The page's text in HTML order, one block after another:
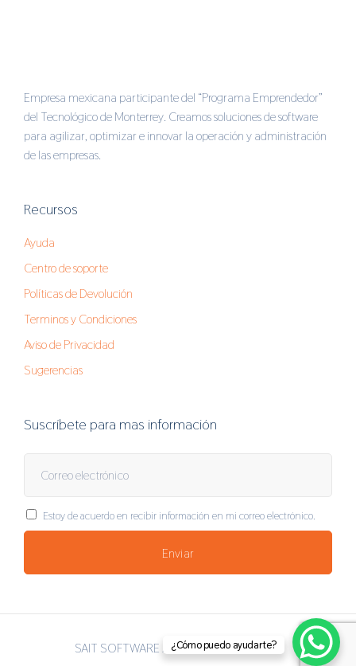
Empresa mexicana participante del “Programa Emprendedor”
del Tecnológico de Monterrey. Creamos soluciones de software
para agilizar, optimizar e innovar la operación y administración
de las empresas.
Recursos
Ayuda
Centro de soporte
Políticas de Devolución
Terminos y Condiciones
Aviso de Privacidad
Sugerencias
Suscríbete para mas información
Estoy de acuerdo en recibir información en mi correo electrónico.
SAIT SOFTWARE ADMINISTRATIVO 2024
¿Cómo puedo ayudarte?